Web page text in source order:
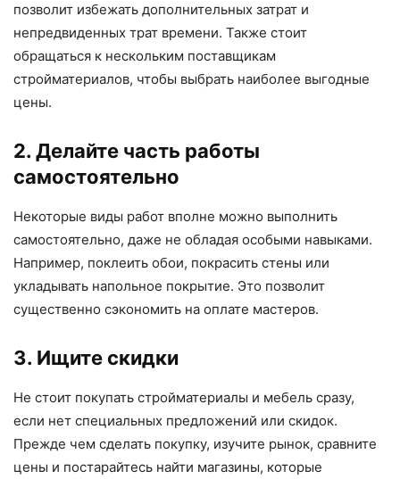
позволит избежать дополнительных затрат и
непредвиденных трат времени. Также стоит
обращаться к нескольким поставщикам
стройматериалов, чтобы выбрать наиболее выгодные
цены.
2. Делайте часть работы
самостоятельно
Некоторые виды работ вполне можно выполнить
самостоятельно, даже не обладая особыми навыками.
Например, поклеить обои, покрасить стены или
укладывать напольное покрытие. Это позволит
существенно сэкономить на оплате мастеров.
3. Ищите скидки
Не стоит покупать стройматериалы и мебель сразу,
если нет специальных предложений или скидок.
Прежде чем сделать покупку, изучите рынок, сравните
цены и постарайтесь найти магазины, которые